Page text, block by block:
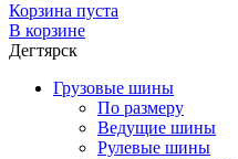
Корзина пуста
В корзине
Дегтярск
Грузовые шины
По размеру
Ведущие шины
Рулевые шины